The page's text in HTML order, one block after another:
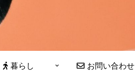
暮らし お問い合わせ